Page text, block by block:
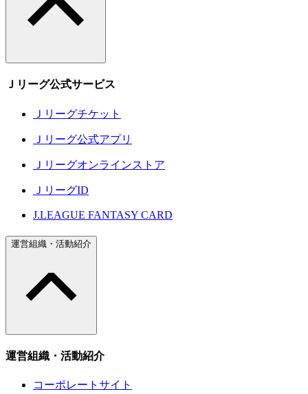
Ｊリーグ公式サービス
Ｊリーグチケット
Ｊリーグ公式アプリ
Ｊリーグオンラインストア
ＪリーグID
J.LEAGUE FANTASY CARD
運営組織・活動紹介
運営組織・活動紹介
コーポレートサイト